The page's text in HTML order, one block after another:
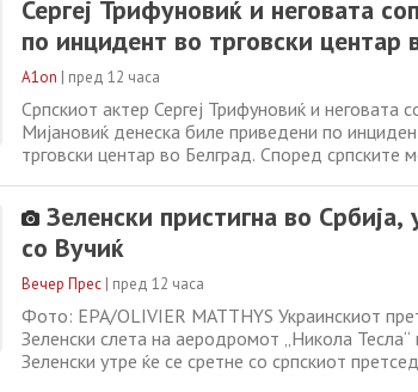
годишно ниво, во споредба
Сергеј Трифуновиќ и неговата
по инцидент во трговски центар
A1on | пред 12 часа
Српскиот актер Сергеј Трифуновиќ и неговата
Мијановиќ денеска биле приведени по
трговски центар во Белград. Според српските
работи. На тоа, како што се наведува,
Зеленски пристигна во Србија,
со Вучиќ
Вечер Прес | пред 12 часа
Фото: EPA/OLIVIER MATTHYS Украинскиот
Зеленски слета на аеродромот „Никола
Зеленски утре ќе се сретне со српскиот